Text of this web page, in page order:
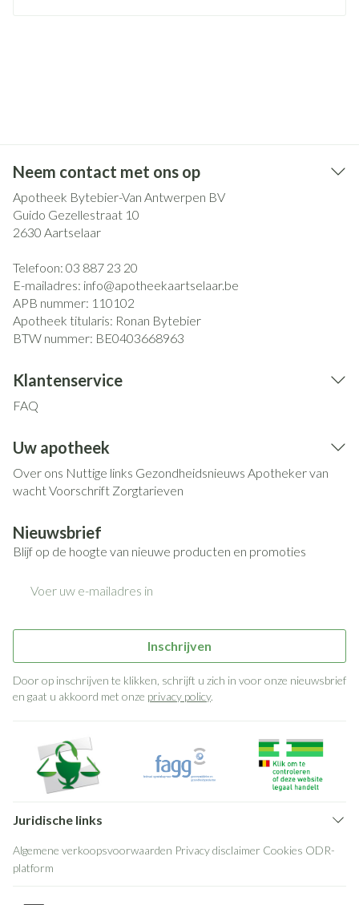
Neem contact met ons op
Apotheek Bytebier-Van Antwerpen BV
Guido Gezellestraat 10
2630 Aartselaar
Telefoon: 03 887 23 20
E-mailadres: info@apotheekaartselaar.be
APB nummer: 110102
Apotheek titularis: Ronan Bytebier
BTW nummer: BE0403668963
Klantenservice
FAQ
Uw apotheek
Over ons Nuttige links Gezondheidsnieuws Apotheker van
wachtVoorschrift Zorgtarieven
Nieuwsbrief
Blijf op de hoogte van nieuwe producten en promoties
Inschrijven
Door op inschrijven te klikken, schrijft u zich in voor onze nieuwsbrief
en gaat u akkoord met onze privacy policy.
Juridische links
Algemene verkoopsvoorwaarden Privacy disclaimer Cookies ODR-
platform